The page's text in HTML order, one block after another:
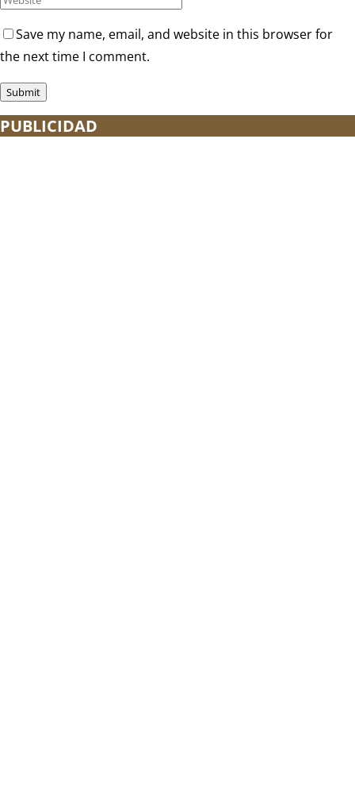
Save my name, email, and website in this browser for
the next time I comment.
PUBLICIDAD